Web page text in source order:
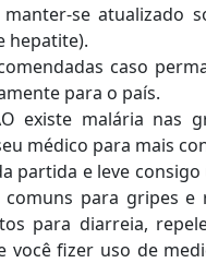
se atualizado
hepatite).
caso
para o país.
existe malária nas
médico para mais
partida e leve
para gripes e
para diarreia,
fizer uso de